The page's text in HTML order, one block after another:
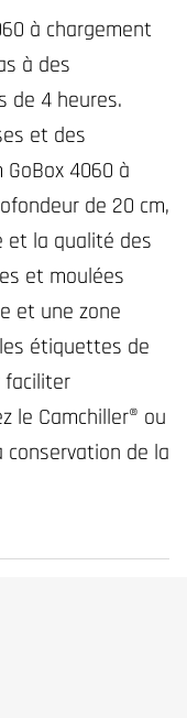
à chargement
à des
de 4 heures.
et des
4060 à
de 20 cm,
et la qualité des
et moulées
et une zone
étiquettes de
faciliter
le Camchiller® ou
conservation de la